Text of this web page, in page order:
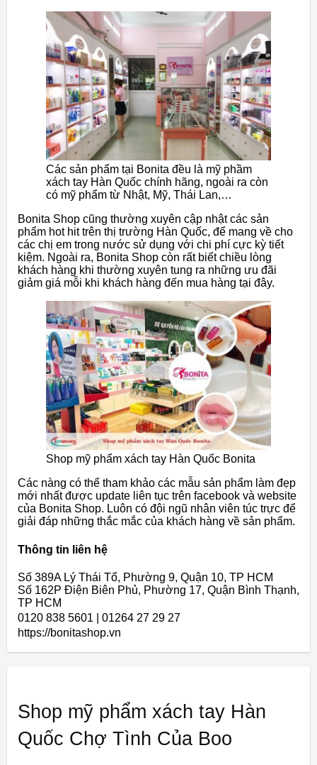
Các sản phẩm tại Bonita đều là mỹ phầm
xách tay Hàn Quốc chính hãng, ngoài ra còn
có mỹ phẩm từ Nhật, Mỹ, Thái Lan,…
Bonita Shop cũng thường xuyên cập nhật các sản
phẩm hot hit trên thị trường Hàn Quốc, để mang về cho
các chị em trong nước sử dụng với chi phí cực kỳ tiết
kiệm. Ngoài ra, Bonita Shop còn rất biết chiều lòng
khách hàng khi thường xuyên tung ra những ưu đãi
giảm giá mỗi khi khách hàng đến mua hàng tại đây.
Shop mỹ phẩm xách tay Hàn Quốc Bonita
Các nàng có thể tham khảo các mẫu sản phẩm làm đẹp
mới nhất được update liên tục trên facebook và website
của Bonita Shop. Luôn có đội ngũ nhân viên túc trực để
giải đáp những thắc mắc của khách hàng về sản phẩm.
Thông tin liên hệ
Số 389A Lý Thái Tổ, Phường 9, Quận 10, TP HCM
Số 162P Điện Biên Phủ, Phường 17, Quận Bình Thạnh,
TP HCM
0120 838 5601 | 01264 27 29 27
https://bonitashop.vn
Shop mỹ phẩm xách tay Hàn
Quốc Chợ Tình Của Boo